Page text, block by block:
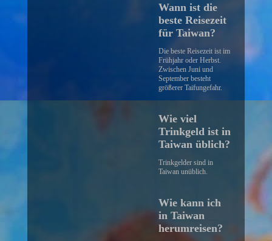
Wann ist die
beste Reisezeit
für Taiwan?
Die beste Reisezeit ist im
Frühjahr oder Herbst.
Zwischen Juni und
September besteht
größerer Taifungefahr.
Wie viel
Trinkgeld ist in
Taiwan üblich?
Trinkgelder sind in
Taiwan unüblich.
Wie kann ich
in Taiwan
herumreisen?